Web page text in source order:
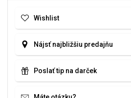
Wishlist
Nájsť najbližšiu predajňu
Poslať tip na darček